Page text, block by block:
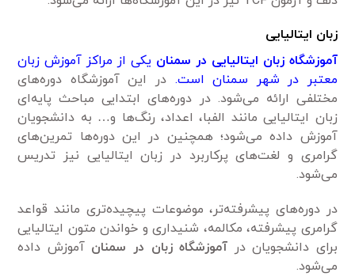
زبان ایتالیایی
آموزشگاه زبان ایتالیایی در سمنان یکی از مراکز آموزش زبان
معتبر در شهر سمنان است. در این آموزشگاه دوره‌های
مختلفی ارائه می‌شود. در دوره‌های ابتدایی مباحث پایه‌ای
زبان ایتالیایی مانند الفبا، اعداد، رنگ‌ها و… به دانشجویان
آموزش داده می‌شود؛ همچنین در این دوره‌ها تمرین‌های
گرامری و لغت‌های پرکاربرد در زبان ایتالیایی نیز تدریس
می‌شود.
در دوره‌های پیشرفته‌تر، موضوعات پیچیده‌تری مانند قواعد
گرامری پیشرفته، مکالمه، شنیداری و خواندن متون ایتالیایی
برای دانشجویان در آموزشگاه زبان در سمنان آموزش داده
می‌شود.